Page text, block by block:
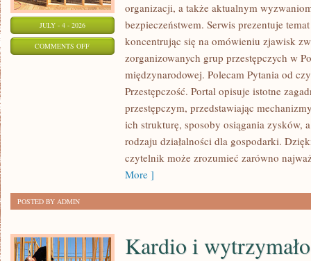
JULY - 4 - 2026
COMMENTS OFFON
NOWOCZESNA
PRZESTĘPCZOŚĆ
organizacji, a także aktualnym
bezpieczeństwem. Serwis prezentuje
koncentrując się na omówieniu zjawisk
zorganizowanych grup przestępczych w
międzynarodowej. Polecam Pytania od
Przestępczość. Portal opisuje istotne
przestępczym, przedstawiając
ich strukturę, sposoby osiągania zysków,
rodzaju działalności dla gospodarki.
czytelnik może zrozumieć zarówno
More ]
POSTED BY ADMIN
Kardio i